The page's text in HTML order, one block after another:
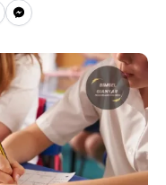
M
e
s
s
e
n